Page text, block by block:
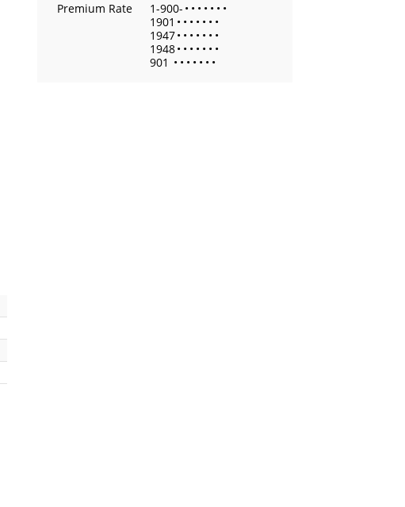
Premium Rate
1-900- • • • • • • •
1901 • • • • • • •
1947• • • • • • •
1948• • • • • • •
901 • • • • • • •